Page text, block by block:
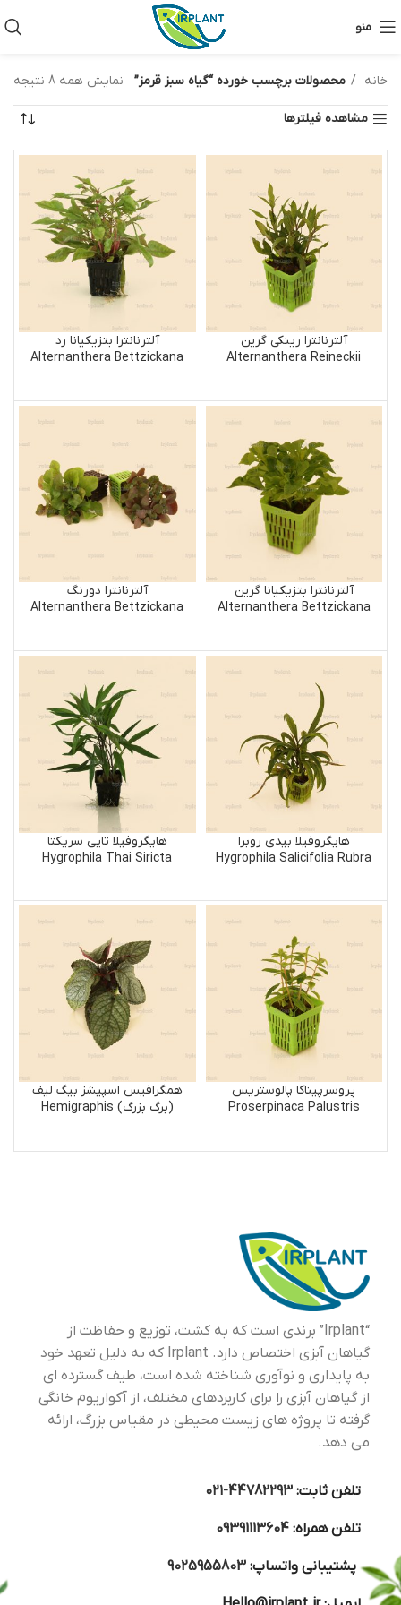
منو
خانه محصولات برچسب خورده “گیاه سبز قرمز” نمایش همه 8 نتیجه
مشاهده فیلترها
آلترنانترا رینکی گرین
Alternanthera Reineckii
آلترنانترا بتزیکیانا رد
Alternanthera Bettzickana
آلترنانترا بتزیکیانا گرین
Alternanthera Bettzickana
آلترنانترا دورنگ
Alternanthera Bettzickana
هایگروفیلا بیدی روبرا
Hygrophila Salicifolia Rubra
هایگروفیلا تایی سریکتا
Hygrophila Thai Siricta
پروسرپیناکا پالوستریس
Proserpinaca Palustris
همگرافیس اسپیشز بیگ لیف
(برگ بزرگ) Hemigraphis
“Irplant” برندی است که به کشت، توزیع و حفاظت از
گیاهان آبزی اختصاص دارد. Irplant که به دلیل تعهد خود
به پایداری و نوآوری شناخته شده است، طیف گسترده ای
از گیاهان آبزی را برای کاربردهای مختلف، از آکواریوم خانگی
گرفته تا پروژه های زیست محیطی در مقیاس بزرگ، ارائه
می دهد.
تلفن ثابت:44782293-۰۲۱
تلفن همراه:09391113604
پشتیبانی واتساپ:9025955803